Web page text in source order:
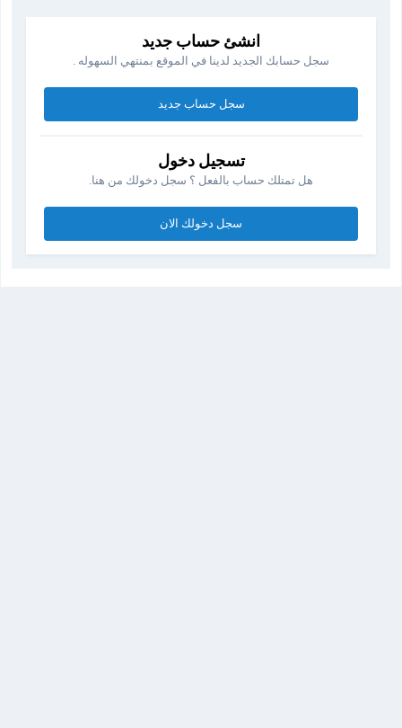
انشئ حساب جديد
سجل حسابك الجديد لدينا في الموقع بمنتهي السهوله .
سجل حساب جديد
تسجيل دخول
هل تمتلك حساب بالفعل ؟ سجل دخولك من هنا.
سجل دخولك الان